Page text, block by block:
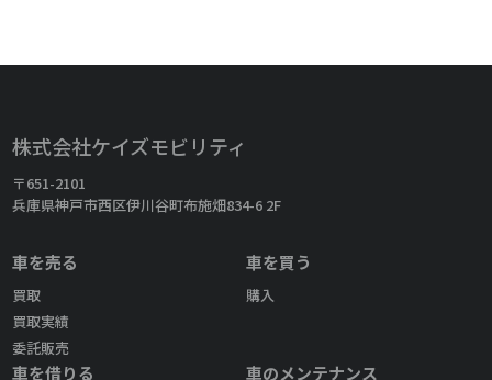
株式会社ケイズモビリティ
〒651-2101
兵庫県神戸市西区伊川谷町布施畑834-6 2F
車を売る
買取
買取実績
委託販売
車を買う
購入
車を借りる 車のメンテナンス